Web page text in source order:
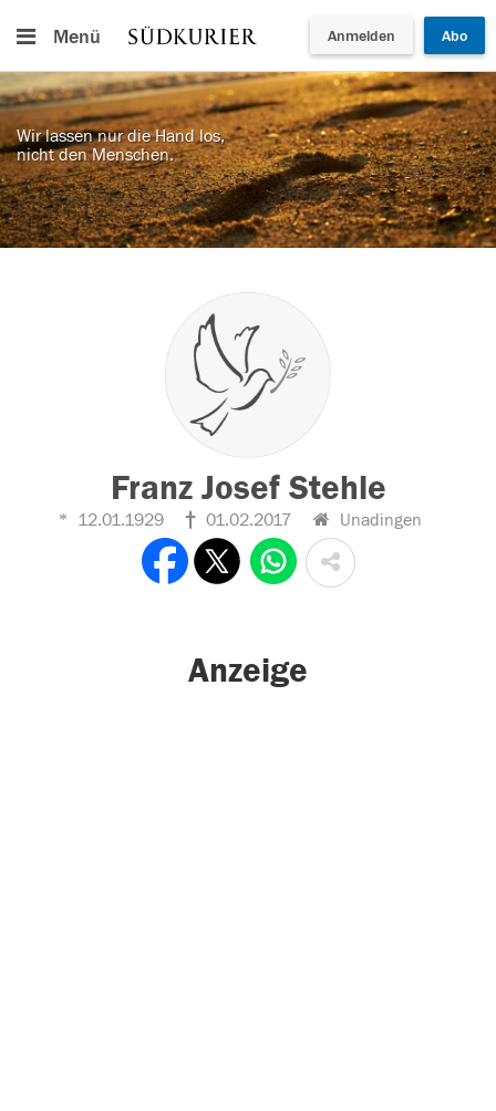
Menü Anmelden Abo
Wir lassen nur die Hand los,
nicht den Menschen.
Franz Josef Stehle
12.01.1929 01.02.2017 Unadingen
Anzeige